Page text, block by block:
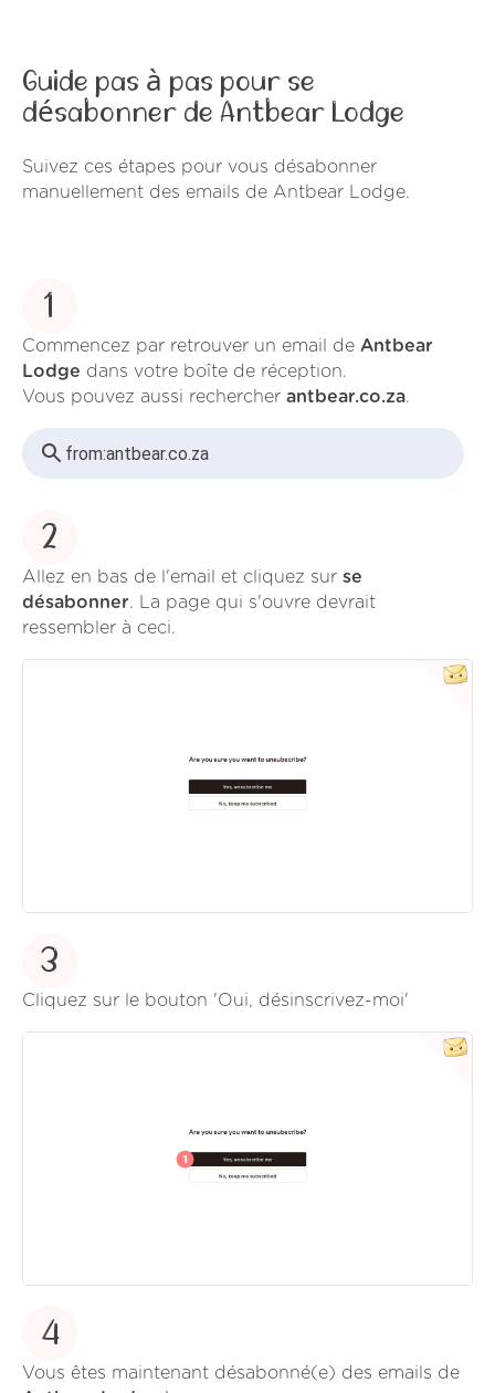
Guide pas à pas pour se
désabonner de Antbear Lodge
Suivez ces étapes pour vous désabonner
manuellement des emails de Antbear Lodge.
1
Commencez par retrouver un email de Antbear
Lodge dans votre boîte de réception.
Vous pouvez aussi rechercher antbear.co.za.
from:antbear.co.za
2
Allez en bas de l'email et cliquez sur se
désabonner. La page qui s'ouvre devrait
ressembler à ceci.
3
Cliquez sur le bouton 'Oui, désinscrivez-moi'
4
Vous êtes maintenant désabonné(e) des emails de